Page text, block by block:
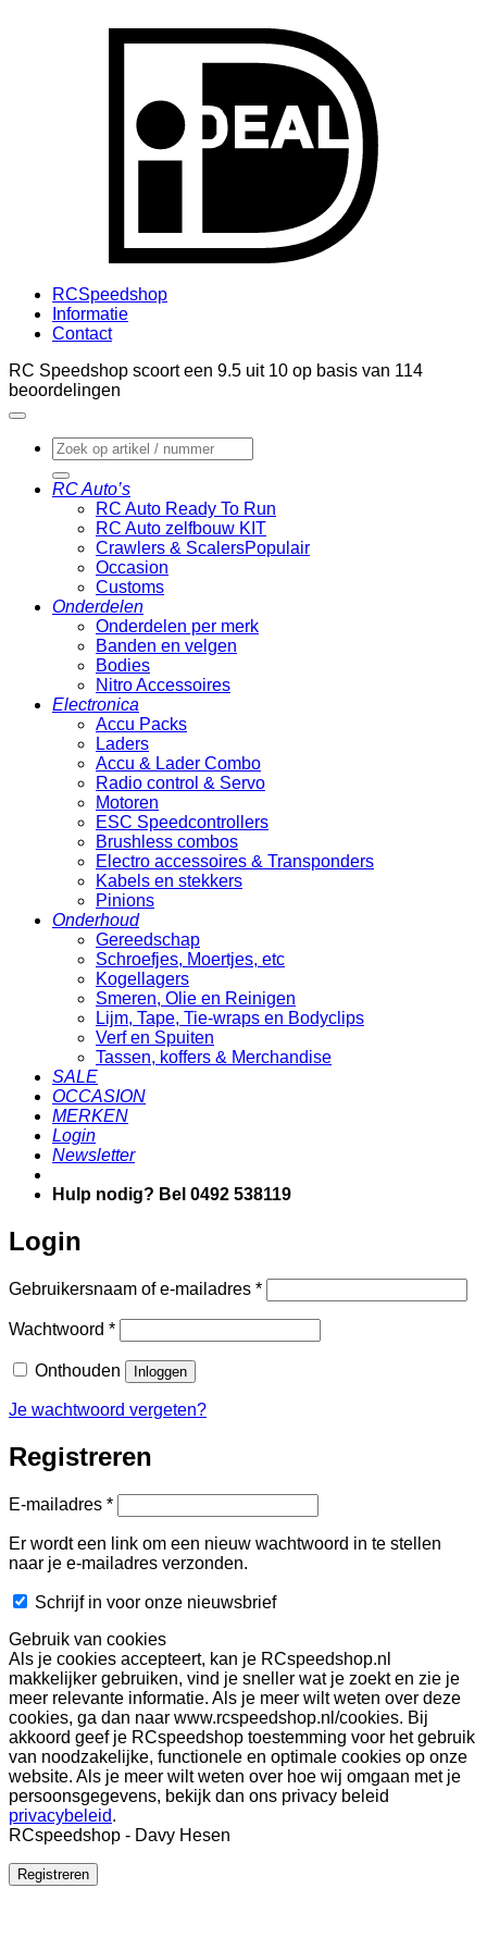
RCSpeedshop
Informatie
Contact
RC Speedshop scoort een 9.5 uit 10 op basis van 114
beoordelingen
Zoeken
naar:
RC Auto’s
RC Auto Ready To Run
RC Auto zelfbouw KIT
Crawlers & Scalers
Occasion
Customs
Onderdelen
Onderdelen per merk
Banden en velgen
Bodies
Nitro Accessoires
Electronica
Accu Packs
Laders
Accu & Lader Combo
Radio control & Servo
Motoren
ESC Speedcontrollers
Brushless combos
Electro accessoires & Transponders
Kabels en stekkers
Pinions
Onderhoud
Gereedschap
Schroefjes, Moertjes, etc
Kogellagers
Smeren, Olie en Reinigen
Lijm, Tape, Tie-wraps en Bodyclips
Verf en Spuiten
Tassen, koffers & Merchandise
SALE
OCCASION
MERKEN
Login
Newsletter
Hulp nodig? Bel 0492 538119
Login
Gebruikersnaam of e-mailadres *Vereist
Wachtwoord *Vereist
Onthouden Inloggen
Je wachtwoord vergeten?
Registreren
E-mailadres *Vereist
Er wordt een link om een nieuw wachtwoord in te stellen
naar je e-mailadres verzonden.
Schrijf in voor onze nieuwsbrief
Gebruik van cookies
Als je cookies accepteert, kan je RCspeedshop.nl
makkelijker gebruiken, vind je sneller wat je zoekt en zie je
meer relevante informatie. Als je meer wilt weten over deze
cookies, ga dan naar www.rcspeedshop.nl/cookies. Bij
akkoord geef je RCspeedshop toestemming voor het gebruik
van noodzakelijke, functionele en optimale cookies op onze
website. Als je meer wilt weten over hoe wij omgaan met je
persoonsgegevens, bekijk dan ons privacy beleid
privacybeleid.
RCspeedshop - Davy Hesen
Registreren